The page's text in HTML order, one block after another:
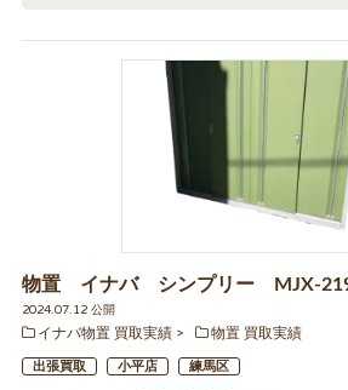
物置 イナバ シンプリー MJX-
2024.07.12 公開
イナバ物置 買取実績
物置 買取実績
出張買取 小平店 練馬区